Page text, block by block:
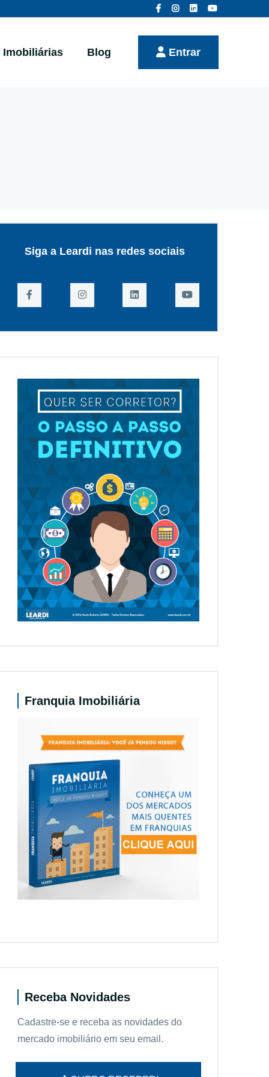
Imobiliárias Blog Entrar
Siga a Leardi nas redes sociais
Franquia Imobiliária
Receba Novidades
Cadastre-se e receba as novidades do
mercado imobiliário em seu email.